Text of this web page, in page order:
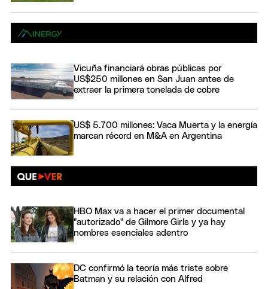
Vicuña financiará obras públicas por
US$250 millones en San Juan antes de
extraer la primera tonelada de cobre
US$ 5.700 millones: Vaca Muerta y la energía
marcan récord en M&A en Argentina
HBO Max va a hacer el primer documental
"autorizado" de Gilmore Girls y ya hay
nombres esenciales adentro
DC confirmó la teoría más triste sobre
Batman y su relación con Alfred